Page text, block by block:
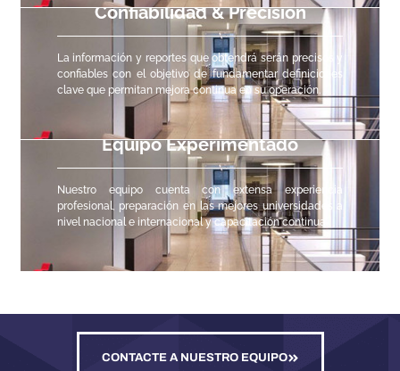
Equipo Experimentado
Nuestro equipo cuenta con extensa experiencia
profesional, preparación en las mejores universidades a
nivel nacional e internacional y capacitación continua.
Confiabilidad & Precisión
La información y reportes que obtendrá serán precisos y
confiables con el objetivo de fundamentar definiciones
clave que permitan mejora continua en su operación.
CONTACTE A NUESTRO EQUIPO